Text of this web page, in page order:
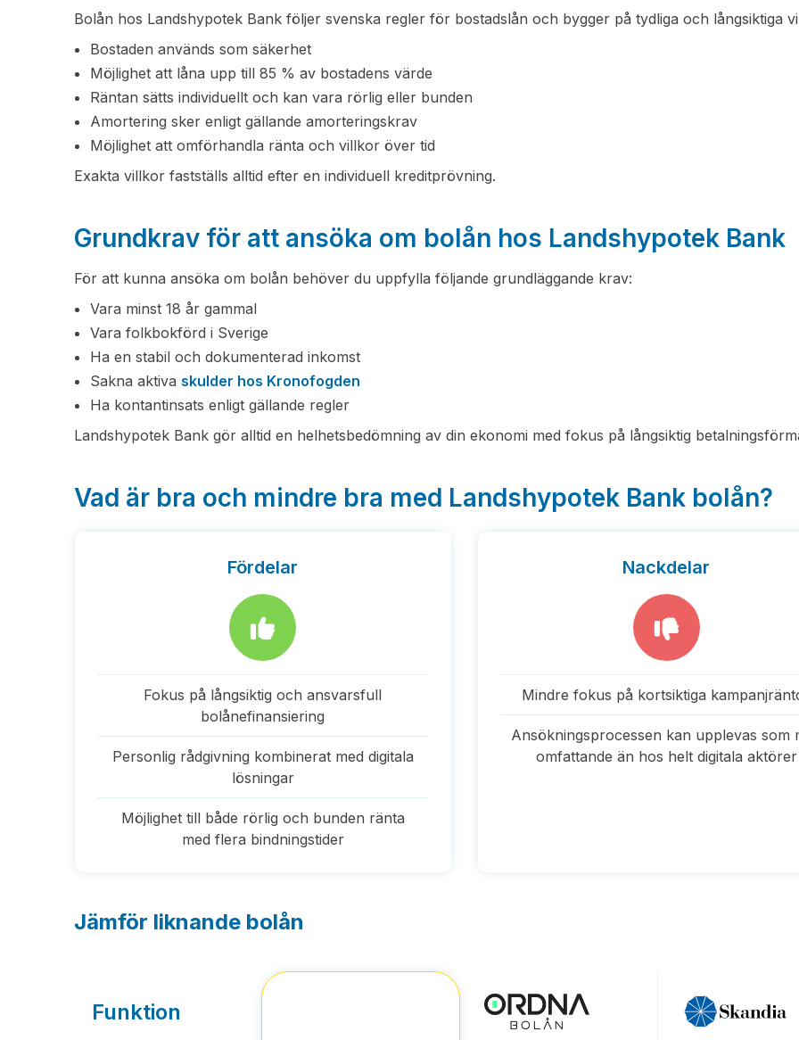
Bolån hos Landshypotek Bank följer svenska regler för bostadslån och bygger på tydliga och långsiktiga
Bostaden används som säkerhet
Möjlighet att låna upp till 85 % av bostadens värde
Räntan sätts individuellt och kan vara rörlig eller bunden
Amortering sker enligt gällande amorteringskrav
Möjlighet att omförhandla ränta och villkor över tid
Exakta villkor fastställs alltid efter en individuell kreditprövning.
Grundkrav för att ansöka om bolån hos Landshypotek Bank
För att kunna ansöka om bolån behöver du uppfylla följande grundläggande krav:
Vara minst 18 år gammal
Vara folkbokförd i Sverige
Ha en stabil och dokumenterad inkomst
Sakna aktivaskulder hos Kronofogden
Ha kontantinsats enligt gällande regler
Landshypotek Bank gör alltid en helhetsbedömning av din ekonomi med fokus på långsiktig
Vad är bra och mindre bra med Landshypotek Bank bolån?
Fördelar
Fokus på långsiktig och ansvarsfull
bolånefinansiering
Personlig rådgivning kombinerat med digitala
lösningar
Möjlighet till både rörlig och bunden ränta
med flera bindningstider
Nackdelar
Mindre fokus på kortsiktiga
Ansökningsprocessen kan upplevas som
omfattande än hos helt digitala aktörer
Jämför liknande bolån
Funktion